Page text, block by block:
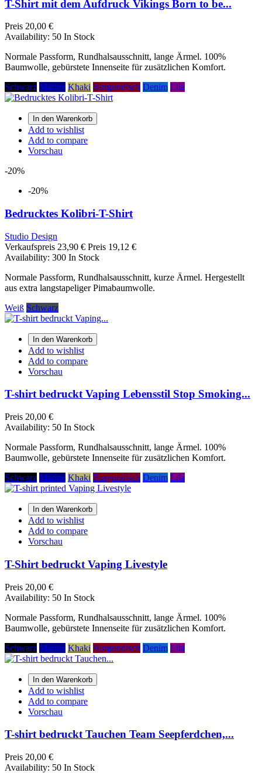
T-Shirt mit dem Aufdruck Vikings Born to be...
Preis 20,00 €
Availability: 50 In Stock
Normale Passform, Rundhalsausschnitt, lange Ärmel. 100%
Baumwolle, gebürstete Innenseite für zusätzlichen Komfort.
Schwarz Marine Khaki Burgundisch Denim Lila
In den Warenkorb
Add to wishlist
Add to compare
Vorschau
-20%
-20%
Bedrucktes Kolibri-T-Shirt
Studio Design
Verkaufspreis 23,90 € Preis 19,12 €
Availability: 300 In Stock
Normale Passform, Rundhalsausschnitt, kurze Ärmel. Hergestellt
aus extra langstapeliger Pimabaumwolle.
Weiß Schwarz
In den Warenkorb
Add to wishlist
Add to compare
Vorschau
T-shirt bedruckt Vaping Lebensstil Stop Smoking...
Preis 20,00 €
Availability: 50 In Stock
Normale Passform, Rundhalsausschnitt, lange Ärmel. 100%
Baumwolle, gebürstete Innenseite für zusätzlichen Komfort.
Schwarz Marine Khaki Burgundisch Denim Lila
In den Warenkorb
Add to wishlist
Add to compare
Vorschau
T-Shirt bedruckt Vaping Livestyle
Preis 20,00 €
Availability: 50 In Stock
Normale Passform, Rundhalsausschnitt, lange Ärmel. 100%
Baumwolle, gebürstete Innenseite für zusätzlichen Komfort.
Schwarz Marine Khaki Burgundisch Denim Lila
In den Warenkorb
Add to wishlist
Add to compare
Vorschau
T-shirt bedruckt Tauchen Team Seepferdchen,...
Preis 20,00 €
Availability: 50 In Stock